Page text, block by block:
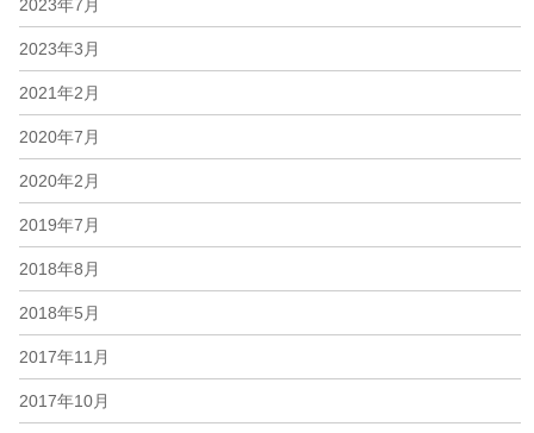
2023年7月
2023年3月
2021年2月
2020年7月
2020年2月
2019年7月
2018年8月
2018年5月
2017年11月
2017年10月